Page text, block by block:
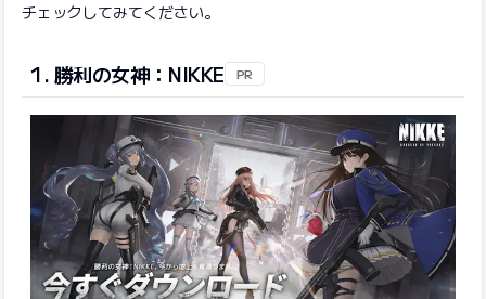
チェックしてみてください。
1. 勝利の女神：NIKKE PR